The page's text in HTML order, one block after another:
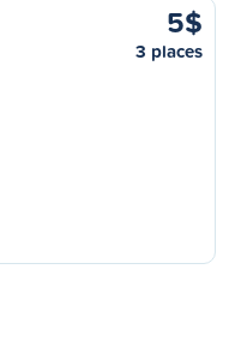
5$
3 places